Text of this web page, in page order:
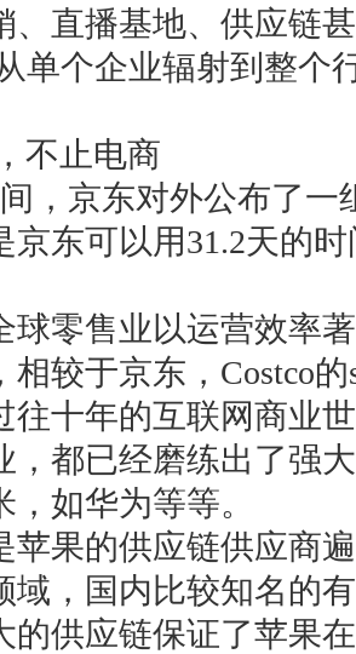
、直播基地、供应链
单个企业辐射到整个
不止电商
，京东对外公布了一
京东可以用31.2天的
球零售业以运营效率
相较于京东，Costco
往十年的互联网商业
，都已经磨练出了强
如华为等等。
苹果的供应链供应商
域，国内比较知名的
的供应链保证了苹果